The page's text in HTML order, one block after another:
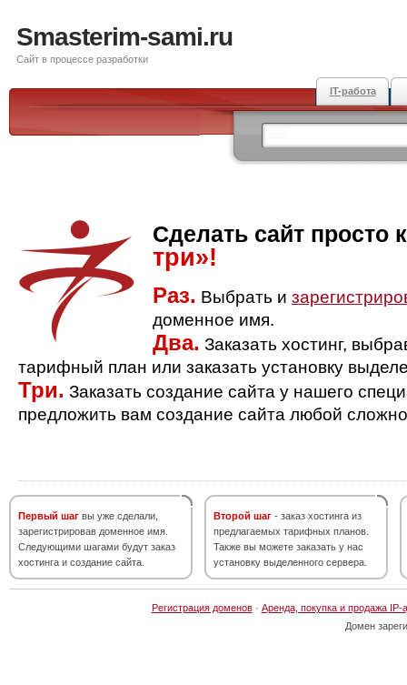
Smasterim-sami.ru
Сайт в процессе разработки
IT-работа
Сделать сайт просто
три»!
Раз. Выбрать и
доменное имя.
Два. Заказать хостинг,
тарифный план или заказать установку
Три. Заказать создание сайта у нашего
предложить вам создание сайта любой
Первый шаг вы уже сделали,
зарегистрировав доменное имя.
Следующими шагами будут заказ
хостинга и создание сайта.
Второй шаг - заказ хостинга из
предлагаемых тарифных планов.
Также вы можете заказать у нас
установку выделенного сервера.
Регистрация доменов· Аренда, покупка и продажа IP-
Домен